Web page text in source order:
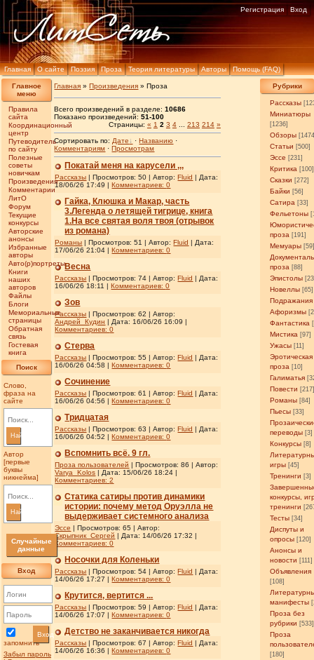
Главная О сайте Поэзия Проза Теория литературы Авторы Помощь (FAQ)
Регистрация Вход
Главное
меню
Правила
сайта
Координационный
центр
Путеводитель
по сайту
Полезные
советы
новичкам
Произведения
Комментарии
ЛитО
Форум
Текущие
конкурсы
Авторские
анонсы
Избранные
авторы
Авто(р)портреты
Книги
наших
авторов
Файлы
Блоги
Мемориальные
страницы
Обратная
связь
Гостевая
книга
Поиск
Слово,
фраза на
сайте
Найти
Автор
[первые
буквы
никнейма]
Найти
Случайные
данные
Вход
запомнить
Вход
Забыл пароль
Рубрики
Рассказы
Миниатюры
[1236]
Обзоры
Статьи [500]
Эссе [231]
Критика [100]
Сказки [272]
Байки [56]
Сатира [33]
Фельетоны
проза [191]
Мемуары
проза [88]
Эпистолы
Новеллы [65]
Подражания
Афоризмы
Фантастика
Мистика [97]
Ужасы [11]
Эротическая
проза [10]
Галиматья
Повести
Романы [84]
Пьесы [33]
переводы [3]
Конкурсы [8]
игры [45]
Тренинги [3]
конкурсы,
тренинги
Тесты [34]
Диспуты и
опросы [120]
Анонсы и
новости [111]
Объявления
[108]
манифесты
Проза без
рубрики [533]
Проза
[180]
Главная »Произведения » Проза
Всего произведений в разделе:10686
Показано произведений:51-100
Страницы: « 1 2 3 4 213 214 »
Сортировать по: Дате ·Названию ·
Комментариям ·Просмотрам
Покатай меня на карусели ,,,
Рассказы | Просмотров: 50 | Автор:Fluid | Дата:
18/06/26 17:49 |Комментариев:0
Гайка, Клюшка и Макар, часть
3.Легенда о летящей тигрице, книга
1.На все святая воля твоя (отрывок
из романа)
Романы | Просмотров: 51 | Автор:Fluid | Дата:
17/06/26 21:04 |Комментариев:0
Весна
Рассказы | Просмотров: 74 | Автор:Fluid | Дата:
16/06/26 18:11 |Комментариев:0
Зов
Рассказы | Просмотров: 62 | Автор:
Андрей_Кудин | Дата: 16/06/26 16:09 |
Комментариев:0
Стерва
Рассказы | Просмотров: 55 | Автор:Fluid | Дата:
16/06/26 04:58 |Комментариев:0
Сочинение
Рассказы | Просмотров: 61 | Автор:Fluid | Дата:
16/06/26 04:56 |Комментариев:0
Тридцатая
Рассказы | Просмотров: 63 | Автор:Fluid | Дата:
16/06/26 04:52 |Комментариев:0
Вспомнить всё. 9 гл.
Проза пользователей | Просмотров: 86 | Автор:
Varya_Kolos | Дата: 15/06/26 18:24 |
Комментариев:2
Статика сатиры против динамики
истории: почему метод Оруэлла не
выдерживает системного анализа
Эссе | Просмотров: 65 | Автор:
Скрыпник_Сергей | Дата: 14/06/26 17:32 |
Комментариев:0
Носочки для Коленьки
Рассказы | Просмотров: 54 | Автор:Fluid | Дата:
14/06/26 17:27 |Комментариев:0
Крутится, вертится ...
Рассказы | Просмотров: 59 | Автор:Fluid | Дата:
14/06/26 17:07 |Комментариев:0
Детство не заканчивается никогда
Рассказы | Просмотров: 67 | Автор:Fluid | Дата:
14/06/26 16:36 |Комментариев:0